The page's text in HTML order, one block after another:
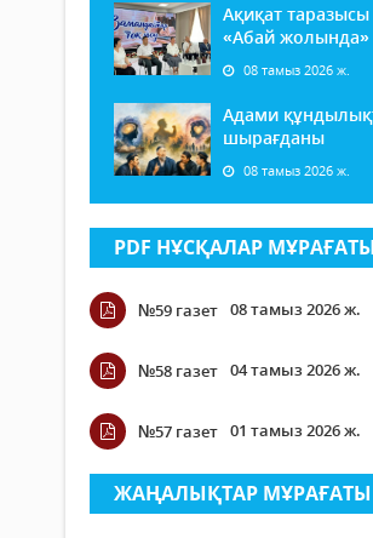
Ақиқат таразысы
«Абай жолында»
08 тамыз 2026 ж.
Адами
шырағданы
08 тамыз 2026 ж.
PDF НҰСҚАЛАР МҰРАҒАТЫ
№59 газет 08 тамыз 2026 ж.
№58 газет 04 тамыз 2026 ж.
№57 газет 01 тамыз 2026 ж.
ЖАҢАЛЫҚТАР МҰРАҒАТЫ